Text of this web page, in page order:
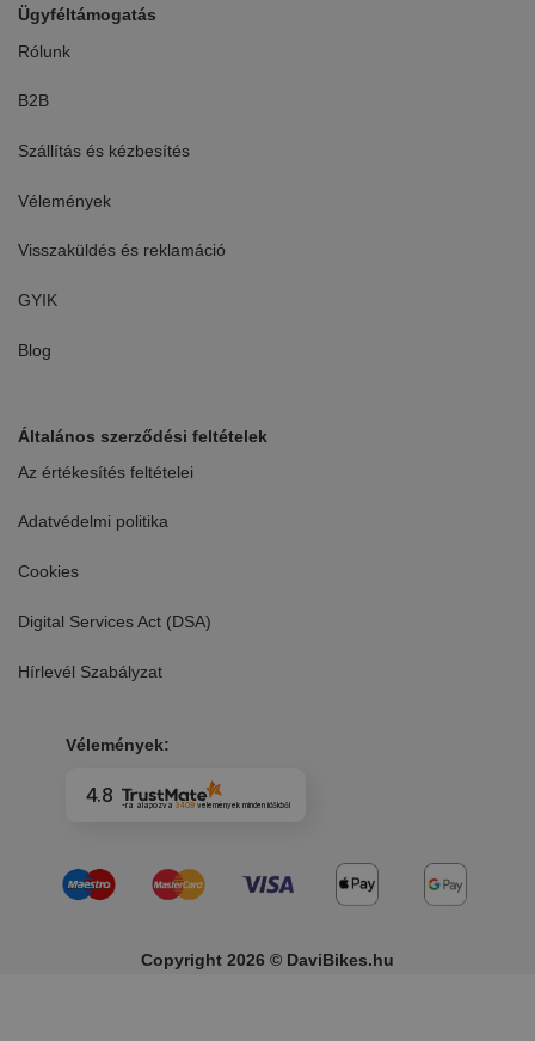
Ügyféltámogatás
Rólunk
B2B
Szállítás és kézbesítés
Vélemények
Visszaküldés és reklamáció
GYIK
Blog
Általános szerződési feltételek
Az értékesítés feltételei
Adatvédelmi politika
Cookies
Digital Services Act (DSA)
Hírlevél Szabályzat
Vélemények:
4.8 -ra alapozva 3409 véleményekminden időkből
Copyright 2026 © DaviBikes.hu